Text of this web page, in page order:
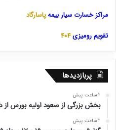
مراکز خسارت سیار بیمهپاسارگاد
تقویم رومیزی404
پربازدیدها
2 ساعت پیش
بخش بزرگی از صعود اولیه بورس
2 ساعت پیش